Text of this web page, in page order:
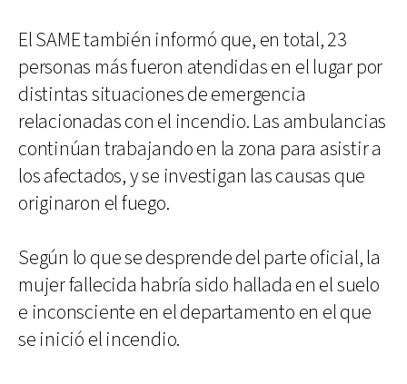
El SAME también informó que, en total, 23
personas más fueron atendidas en el lugar por
distintas situaciones de emergencia
relacionadas con el incendio. Las ambulancias
continúan trabajando en la zona para asistir a
los afectados, y se investigan las causas que
originaron el fuego.
Según lo que se desprende del parte oficial, la
mujer fallecida habría sido hallada en el suelo
e inconsciente en el departamento en el que
se inició el incendio.